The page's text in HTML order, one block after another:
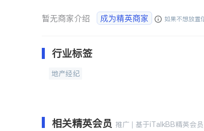
暂无商家介绍 成为精英商家 如果不想放置
行业标签
地产经纪
相关精英会员 推广 | 基于iTalkBB精英会